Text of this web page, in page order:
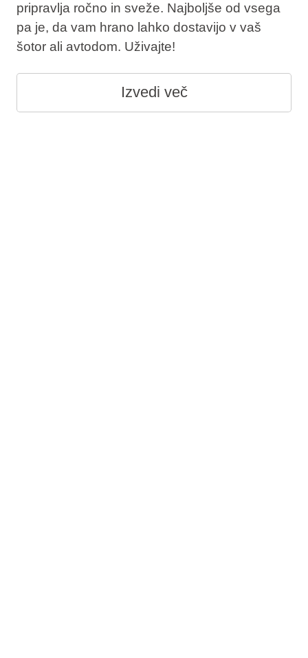
pripravlja ročno in sveže. Najboljše od vsega
pa je, da vam hrano lahko dostavijo v vaš
šotor ali avtodom. Uživajte!
Izvedi več